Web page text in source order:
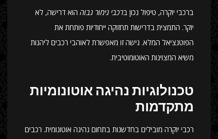
ברכבי יוקרה, טיפול נכון ברכבי גימור גבוה הוא דרישה, לא
יוקר. התמצית בדרישות תחזוקה ייחודיות פותחת את
הפוטנציאל המלא. גישה זו מאפשרת לאוהבי רכבים ליהנות
משיא המצוינות האוטומוטיבית.
טכנולוגיות נהיגה אוטונומיות
מתקדמות
רכבי יוקרה מובילים בחדשנות בתחום נהיגה אוטונומית. רכבים